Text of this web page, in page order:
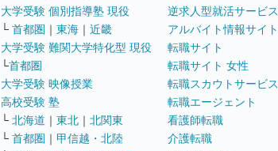
大学受験 個別指導塾 現役
└ 首都圏 ｜ 東海 ｜ 近畿
大学受験 難関大学特化型 現役
└首都圏
大学受験 映像授業
高校受験 塾
└ 北海道 ｜ 東北 ｜ 北関東
└ 首都圏 ｜ 甲信越・北陸
逆求人型就活サービス
アルバイト情報サイト
転職サイト
転職サイト 女性
転職スカウトサービス
転職エージェント
看護師転職
介護転職